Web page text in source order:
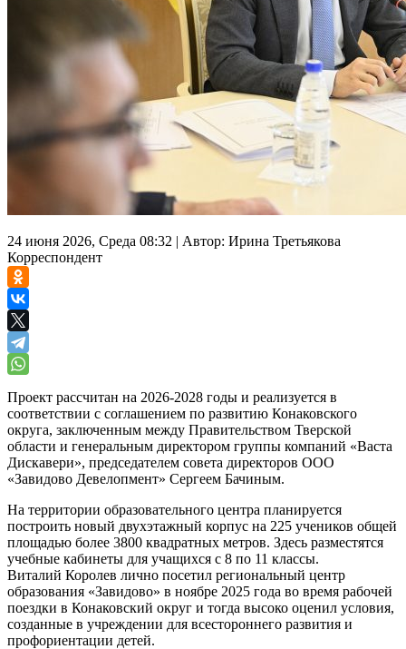
24 июня 2026, Среда 08:32 | Автор: Ирина Третьякова
Корреспондент
Проект рассчитан на 2026-2028 годы и реализуется в
соответствии с соглашением по развитию Конаковского
округа, заключенным между Правительством Тверской
области и генеральным директором группы компаний «Васта
Дискавери», председателем совета директоров ООО
«Завидово Девелопмент» Сергеем Бачиным.
На территории образовательного центра планируется
построить новый двухэтажный корпус на 225 учеников общей
площадью более 3800 квадратных метров. Здесь разместятся
учебные кабинеты для учащихся с 8 по 11 классы.
Виталий Королев лично посетил региональный центр
образования «Завидово» в ноябре 2025 года во время рабочей
поездки в Конаковский округ и тогда высоко оценил условия,
созданные в учреждении для всестороннего развития и
профориентации детей.